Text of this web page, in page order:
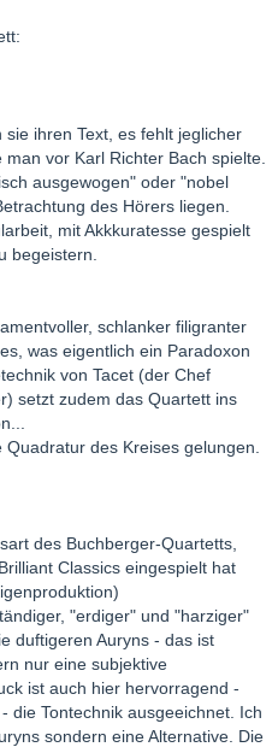
ihren Text, es fehlt jeglicher
vor Karl Richter Bach spielte.
ausgewogen" oder "nobel
des Hörers liegen.
mit Akkkuratesse gespielt
begeistern.
schlanker filigranter
was eigentlich ein Paradoxon
von Tacet (der Chef
setzt zudem das Quartett ins
des Kreises gelungen.
des Buchberger-Quartetts,
Classics eingespielt hat
"erdiger" und "harziger"
duftigeren Auryns - das ist
nur eine subjektive
ist auch hier hervorragend -
die Tontechnik ausgeeichnet. Ich
sondern eine Alternative. Die